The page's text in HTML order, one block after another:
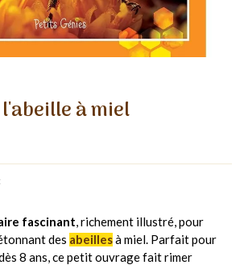
l'abeille à miel
fascinant, richement illustré, pour
des abeillesà miel. Parfait pour
8 ans, ce petit ouvrage fait rimer